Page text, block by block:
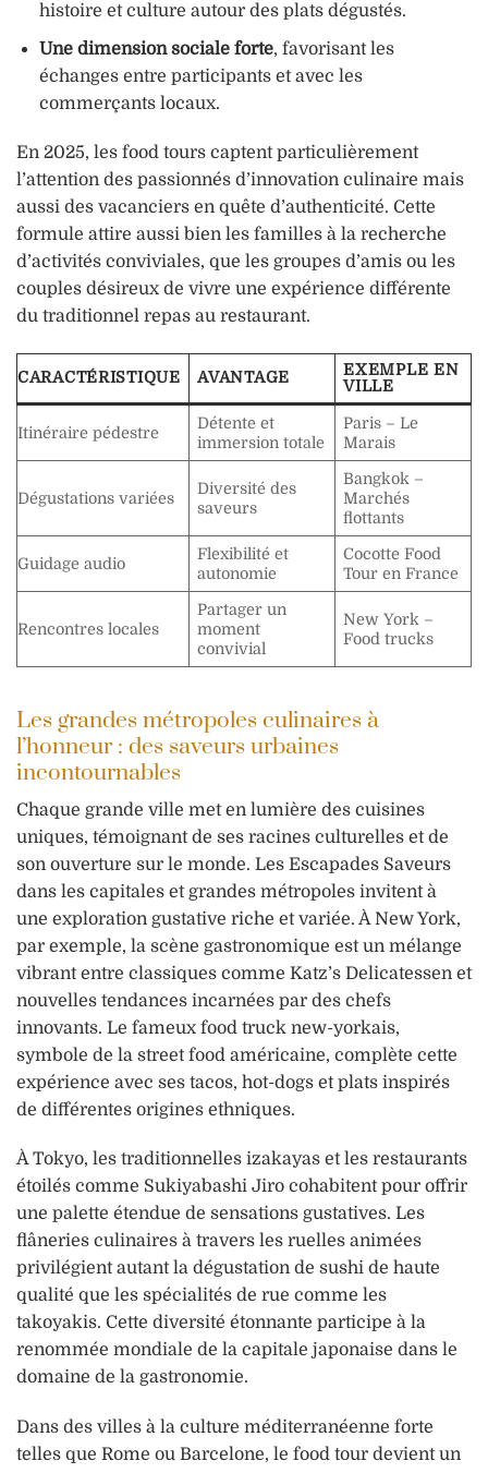
histoire et culture autour des plats dégustés.
Une dimension sociale forte, favorisant les
échanges entre participants et avec les
commerçants locaux.
En 2025, les food tours captent particulièrement
l’attention des passionnés d’innovation culinaire mais
aussi des vacanciers en quête d’authenticité. Cette
formule attire aussi bien les familles à la recherche
d’activités conviviales, que les groupes d’amis ou les
couples désireux de vivre une expérience différente
du traditionnel repas au restaurant.
CARACTÉRISTIQUE AVANTAGE
EXEMPLE EN
VILLE
Itinéraire pédestre
Détente et
immersion totale
Paris – Le
Marais
Dégustations variées
Diversité des
saveurs
Bangkok –
Marchés
flottants
Guidage audio
Flexibilité et
autonomie
Cocotte Food
Tour en France
Rencontres locales
Partager un
moment
convivial
New York –
Food trucks
Les grandes métropoles culinaires à
l’honneur : des saveurs urbaines
incontournables
Chaque grande ville met en lumière des cuisines
uniques, témoignant de ses racines culturelles et de
son ouverture sur le monde. Les Escapades Saveurs
dans les capitales et grandes métropoles invitent à
une exploration gustative riche et variée. À New York,
par exemple, la scène gastronomique est un mélange
vibrant entre classiques comme Katz’s Delicatessen et
nouvelles tendances incarnées par des chefs
innovants. Le fameux food truck new-yorkais,
symbole de la street food américaine, complète cette
expérience avec ses tacos, hot-dogs et plats inspirés
de différentes origines ethniques.
À Tokyo, les traditionnelles izakayas et les restaurants
étoilés comme Sukiyabashi Jiro cohabitent pour offrir
une palette étendue de sensations gustatives. Les
flâneries culinaires à travers les ruelles animées
privilégient autant la dégustation de sushi de haute
qualité que les spécialités de rue comme les
takoyakis. Cette diversité étonnante participe à la
renommée mondiale de la capitale japonaise dans le
domaine de la gastronomie.
Dans des villes à la culture méditerranéenne forte
telles que Rome ou Barcelone, le food tour devient un